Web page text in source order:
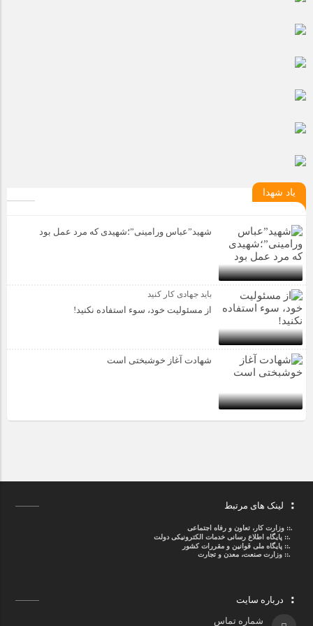
یاد شهدا
شهید”عباس ورامینی”؛شهیدی که مرد عمل بود
باید جهادی کار کنید
از مسئولیت خود، سوء استفاده نکنید!
شهادت آغاز خوشبختی است
لینک های مرتبط
.::وزارت کار، تعاون و رفاه اجتماعی
.::پایگاه اطلاع رسانی خدمات الکترونیکی دولت
.::پایگاه ملی قوانین و مقررات کشور
.:: وزارت صنعت، معدن و تجارت
درباره سایت
شماره تماس